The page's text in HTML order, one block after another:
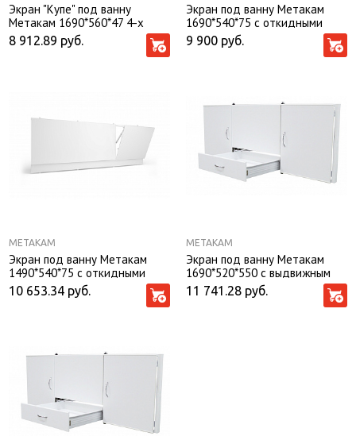
Экран "Купе" под ванну
Метакам 1690*560*47 4-х
дверный, белый
8 912.89 руб.
Экран под ванну Метакам
1690*540*75 с откидными
дверцами, белый глянцевый
9 900 руб.
МЕТАКАМ
Экран под ванну Метакам
1490*540*75 с откидными
дверцами, белый глянцевый
10 653.34 руб.
МЕТАКАМ
Экран под ванну Метакам
1690*520*550 с выдвижным
ящиком, белый глянцевый
11 741.28 руб.